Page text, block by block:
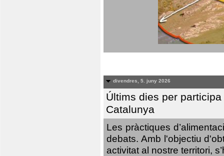
divendres, 5. juny 2026
Últims dies per
Catalunya
Les pràctiques
debats. Amb l'objectiu
activitat al nostre territori,